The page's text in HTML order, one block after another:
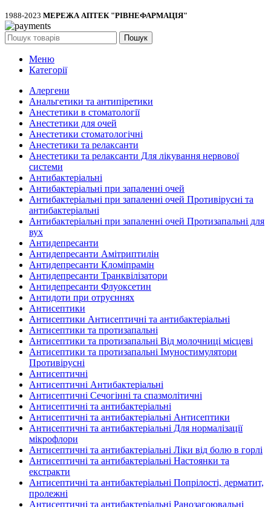
1988-2023 МЕРЕЖА АПТЕК "РІВНЕФАРМАЦІЯ"
Пошук
Меню
Категорії
Алергени
Анальгетики та антипіретики
Анестетики в стоматології
Анестетики для очей
Анестетики стоматологічні
Анестетики та релаксанти
Анестетики та релаксанти Для лікування нервової
системи
Антибактеріальні
Антибактеріальні при запаленні очей
Антибактеріальні при запаленні очей Противірусні та
антибактеріальні
Антибактеріальні при запаленні очей Протизапальні для
вух
Антидепресанти
Антидепресанти Амітриптилін
Антидепресанти Кломіпрамін
Антидепресанти Транквілізатори
Антидепресанти Флуоксетин
Антидоти при отруєннях
Антисептики
Антисептики Антисептичні та антибактеріальні
Антисептики та протизапальні
Антисептики та протизапальні Від молочниці місцеві
Антисептики та протизапальні Імуностимулятори
Противірусні
Антисептичні
Антисептичні Антибактеріальні
Антисептичні Сечогінні та спазмолітичні
Антисептичні та антибактеріальні
Антисептичні та антибактеріальні Антисептики
Антисептичні та антибактеріальні Для нормалізації
мікрофлори
Антисептичні та антибактеріальні Ліки від болю в горлі
Антисептичні та антибактеріальні Настоянки та
екстракти
Антисептичні та антибактеріальні Попрілості, дерматит,
пролежні
Антисептичні та антибактеріальні Ранозагоювальні